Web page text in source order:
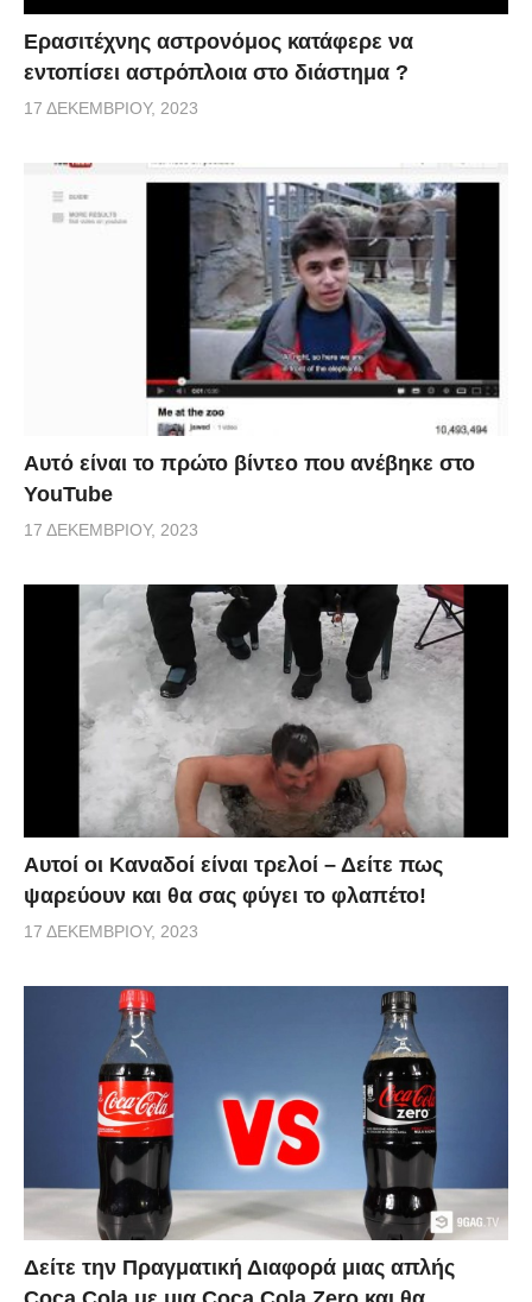
Ερασιτέχνης αστρονόμος κατάφερε να
εντοπίσει αστρόπλοια στο διάστημα ?
17 ΔΕΚΕΜΒΡΊΟΥ, 2023
Αυτό είναι το πρώτο βίντεο που ανέβηκε στο
YouTube
17 ΔΕΚΕΜΒΡΊΟΥ, 2023
Αυτοί οι Καναδοί είναι τρελοί – Δείτε πως
ψαρεύουν και θα σας φύγει το φλαπέτο!
17 ΔΕΚΕΜΒΡΊΟΥ, 2023
Δείτε την Πραγματική Διαφορά μιας απλής